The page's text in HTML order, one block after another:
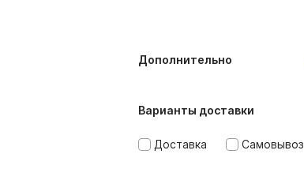
Дополнительно
Варианты доставки
Доставка Самовывоз